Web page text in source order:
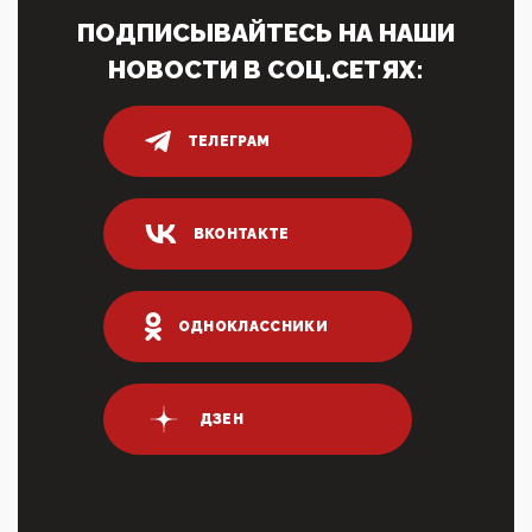
Адмир...
05:52, 10 Апреля 2026
80% сирийцев в ФРГ должны вернуться на родину.
Он это ...
04:47, 10 Апреля 2026
ИНН для переводов по СБП это первый шаг из
логических двухЗаполнение ИНН при любых
переводах по ...
03:35, 10 Апреля 2026
Суммарное вознаграждение менеджменту в 15
крупных банках по итогам 2025 года превысило 63
млрд руб. ...
Террорист и убийца Буданов вальяжно сообщил,
что союзники просили Киев не наносить удары по
энергети...
ПОДПИСЫВАЙТЕСЬ НА НАШИ
НОВОСТИ В СОЦ.СЕТЯХ:
ТЕЛЕГРАМ
ВКОНТАКТЕ
ОДНОКЛАССНИКИ
ДЗЕН